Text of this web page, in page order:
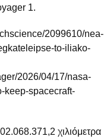
1.
2099610/nea-
to-iliako-
2026/04/17/nasa-
keep-spacecraft-
χιλιόμετρα